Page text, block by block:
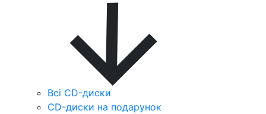
Всі CD-диски
CD-диски на подарунок